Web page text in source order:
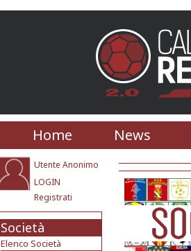
Home News
Utente Anonimo
LOGIN
Registrati
Società
Elenco Società